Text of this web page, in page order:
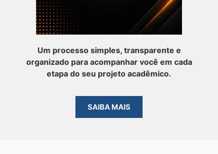
Um processo simples, transparente e
organizado para acompanhar você em cada
etapa do seu projeto acadêmico.
SAIBA MAIS